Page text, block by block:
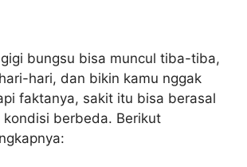
bungsu bisa muncul tiba-tiba,
hari, dan bikin kamu nggak
faktanya, sakit itu bisa berasal
berbeda. Berikut